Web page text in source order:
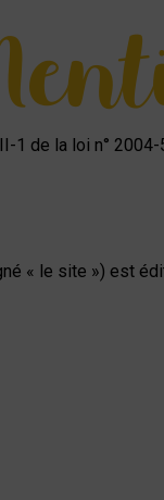
de la loi n°
« le site ») est